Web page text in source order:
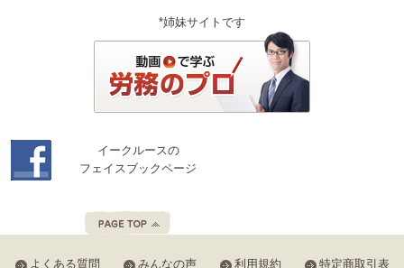
*姉妹サイトです
イークルースの
フェイスブックページ
よくある質問 みんなの声 利用規約 特定商取引表